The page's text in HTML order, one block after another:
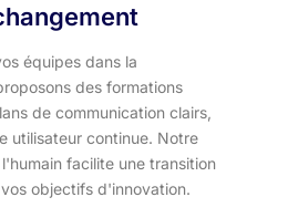
équipes dans la
des formations
de communication clairs,
utilisateur continue. Notre
facilite une transition
objectifs d'innovation.​